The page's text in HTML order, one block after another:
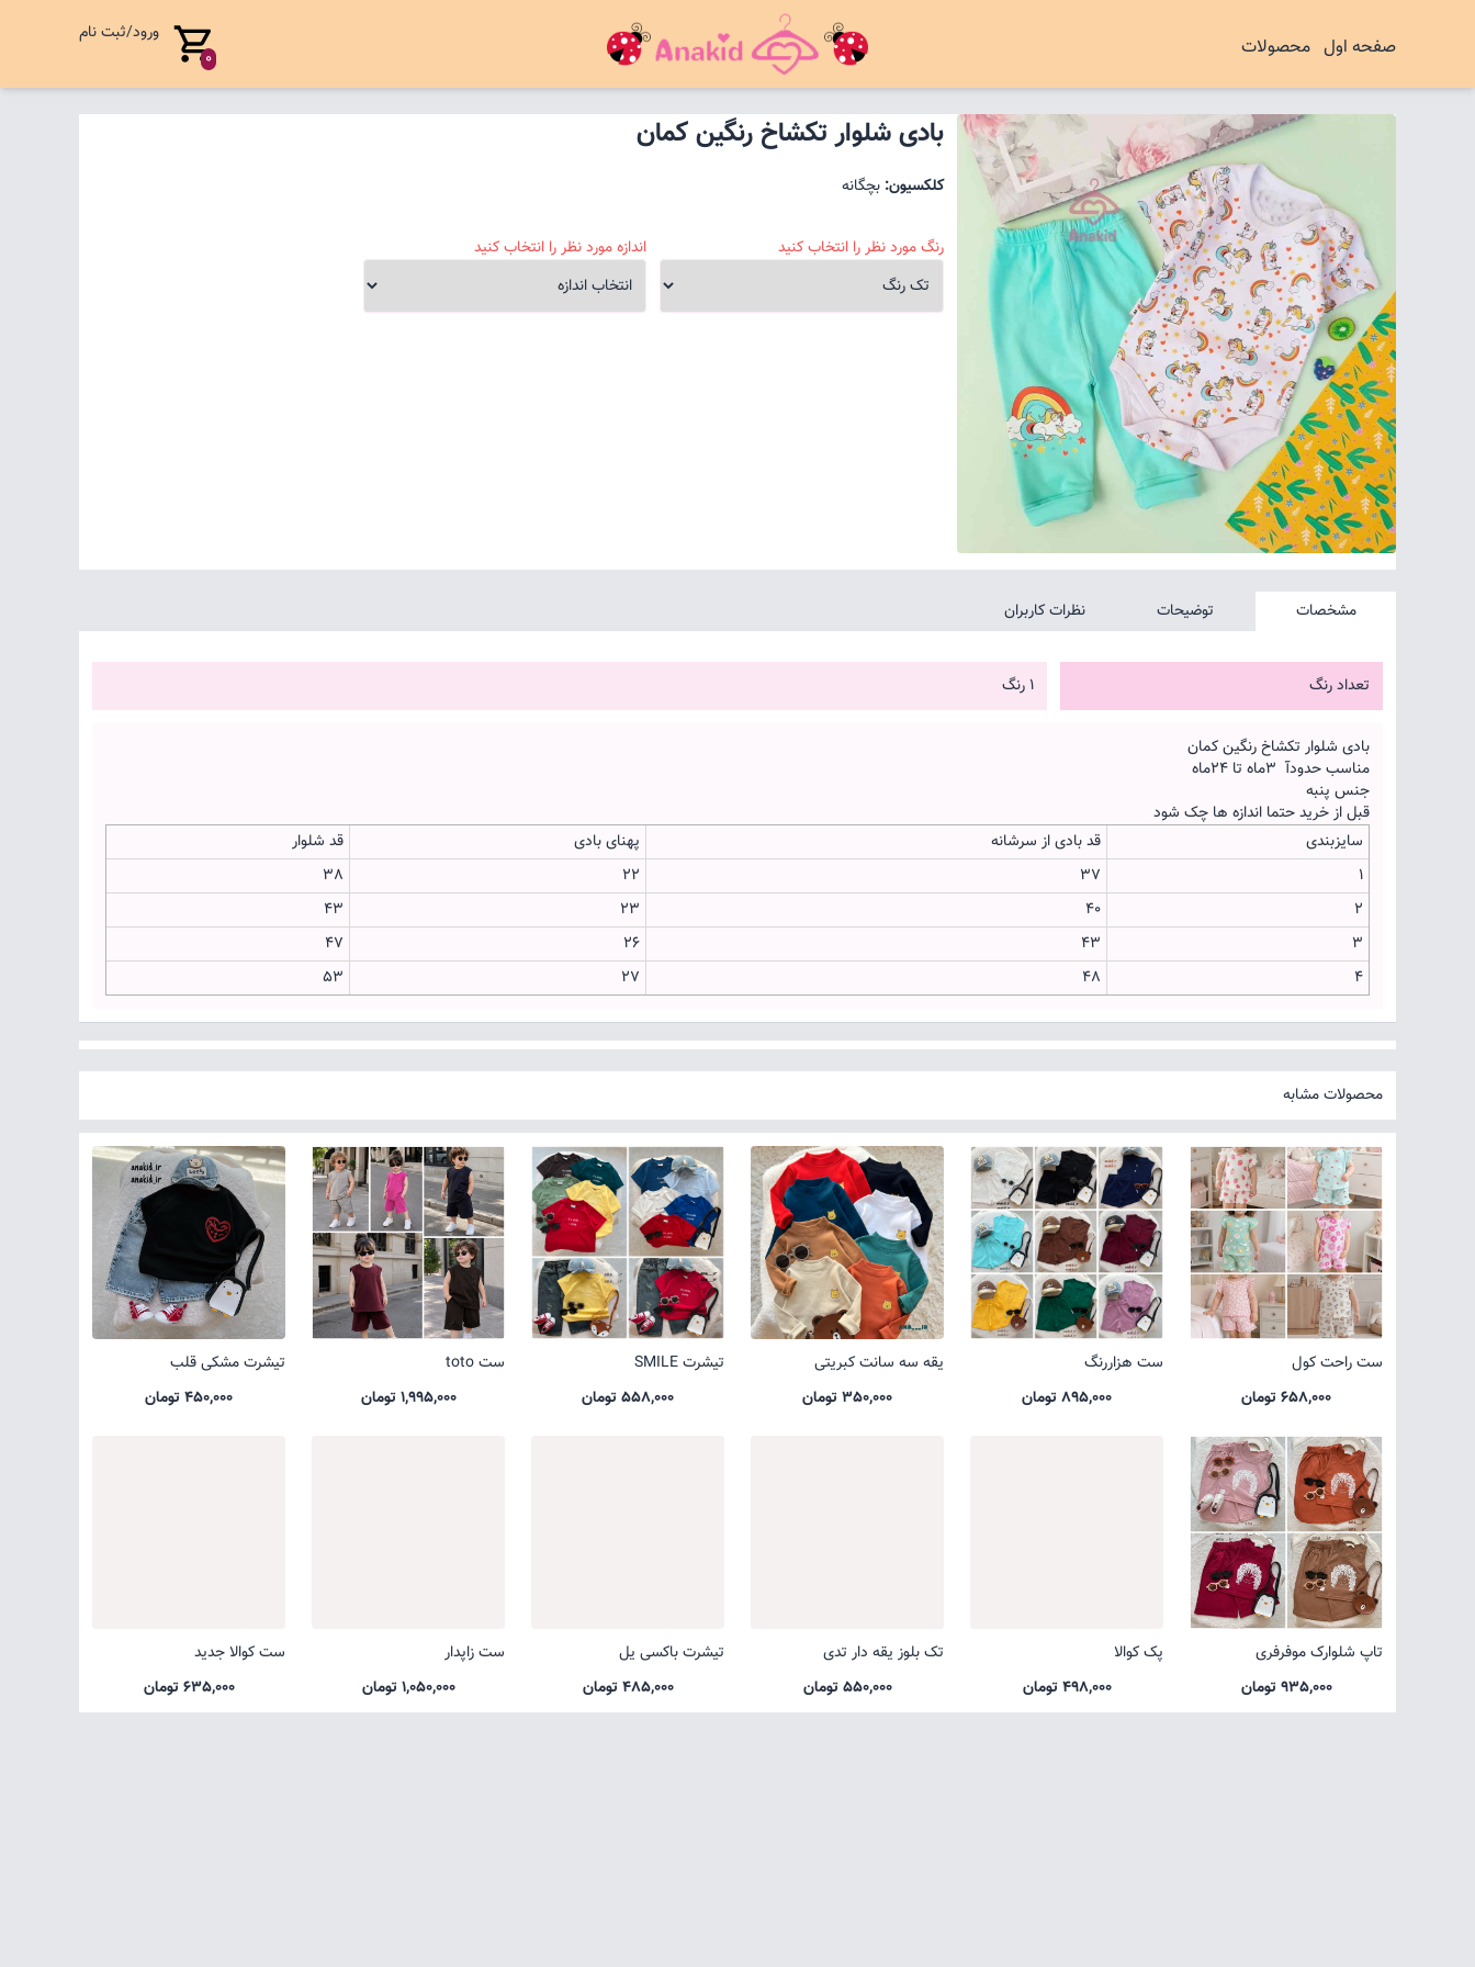
صفحه اول محصولات 0
ورود/ثبت نام
بادی شلوار تکشاخ رنگین کمان
کلکسیون: بچگانه
رنگ مورد نظر را انتخاب کنید اندازه مورد نظر را انتخاب کنید
مشخصات توضیحات نظرات کاربران
تعداد رنگ 1 رنگ
بادی شلوار تکشاخ رنگین کمان
مناسب حدودآ ۳ماه تا ۲۴ماه
جنس پنبه
قبل از خرید حتما اندازه ها چک شود
سایزبندی
قد بادی از سرشانه پهنای بادی
قد شلوار
1
37
22
38
2
40
23
43
3
43
26
47
4
48
27
53
محصولات مشابه
ست راحت کول
658,000 تومان
ست هزاررنگ
895,000 تومان
یقه سه سانت کبریتی
350,000 تومان
تیشرت SMILE
558,000 تومان
ست toto
1,995,000 تومان
تیشرت مشکی قلب
450,000 تومان
تاپ شلوارک موفرفری
935,000 تومان
پک کوالا
498,000 تومان
تک بلوز یقه دار تدی
550,000 تومان
تیشرت باکسی یل
485,000 تومان
ست زاپدار
1,050,000 تومان
ست کوالا جدید
635,000 تومان